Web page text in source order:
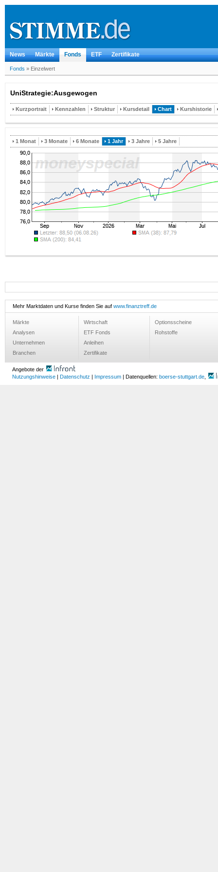
News Märkte Fonds ETF Zertifikate
Fonds » Einzelwert
UniStrategie:Ausgewogen
Kurzportrait Kennzahlen Struktur Kursdetail Chart Kurshistorie
1 Monat 3 Monate 6 Monate 1 Jahr 3 Jahre 5 Jahre
Mehr Marktdaten und Kurse finden Sie auf www.finanztreff.de
Märkte
Analysen
Unternehmen
Branchen
Wirtschaft
ETF Fonds
Anleihen
Zertifikate
Optionsscheine
Rohstoffe
Angebote der
Nutzungshinweise
Datenschutz Impressum | Datenquellen: boerse-stuttgart.de